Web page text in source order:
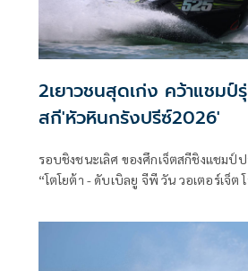
2เยาวชนสุดเก่ง คว้าแชมป์
สกี'หัวหินกรังปรีซ์2026'
รอบชิงชนะเลิศ ของศึกเจ็ตสกีชิงแชมป์ป
“โตโยต้า - ดับเบิลยู จีพี วัน วอเตอร์เจ็ต
2026) ซึ่งระเบิดความมันส์ติดต่อกัน 4 วั
31 พฤษภาคม 2569 นี้ ณ ชายหาดสวนส
หัวหิน จ.ประจวบคีรีขันธ์ ซึ่งสมาคมกีฬา